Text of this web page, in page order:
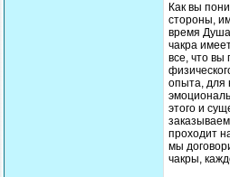
Как вы
стороны,
время
чакра
все, что вы
опыта, для
этого и
проходит
мы
чакры,